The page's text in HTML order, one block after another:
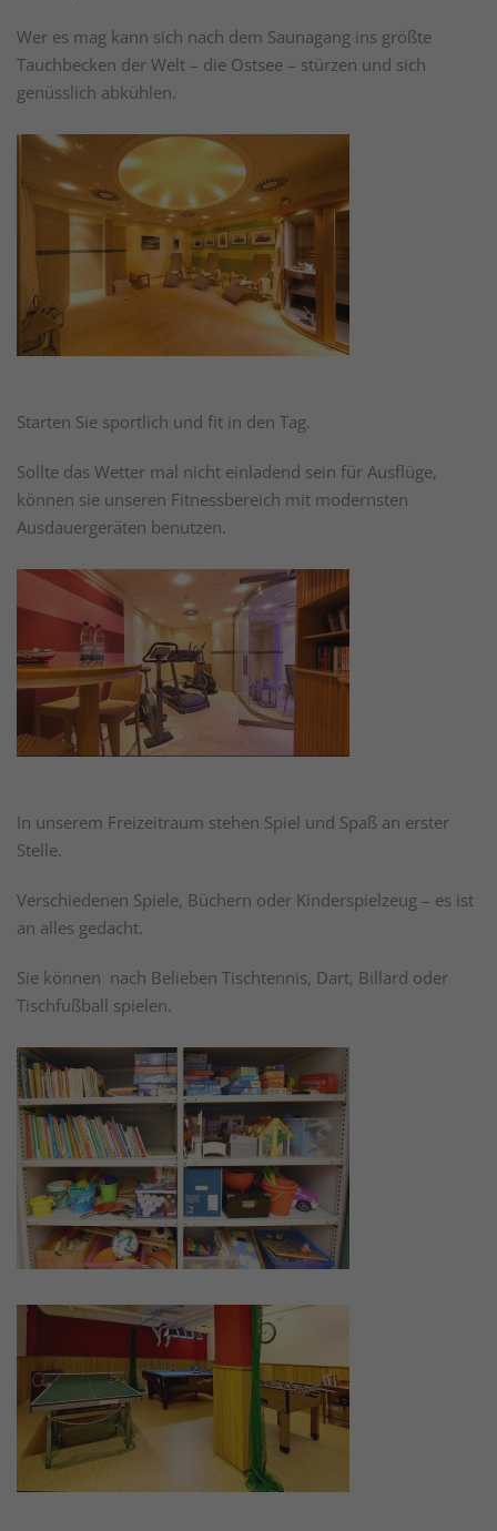
Wer es mag kann sich nach dem Saunagang ins größte
Tauchbecken der Welt – die Ostsee – stürzen und sich
genüsslich abkühlen.
Starten Sie sportlich und fit in den Tag.
Sollte das Wetter mal nicht einladend sein für Ausflüge,
können sie unseren Fitnessbereich mit modernsten
Ausdauergeräten benutzen.
In unserem Freizeitraum stehen Spiel und Spaß an erster
Stelle.
Verschiedenen Spiele, Büchern oder Kinderspielzeug – es ist
an alles gedacht.
Sie können nach Belieben Tischtennis, Dart, Billard oder
Tischfußball spielen.